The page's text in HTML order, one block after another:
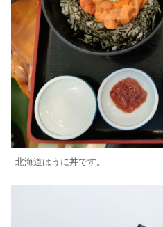
北海道はうに丼です。